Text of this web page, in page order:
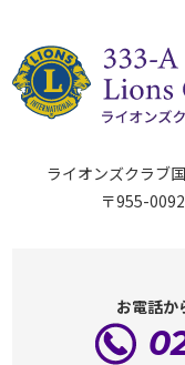
ライオンズクラブ
〒955-
お電話か